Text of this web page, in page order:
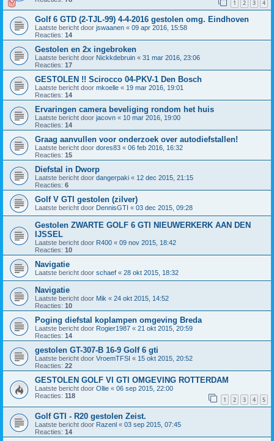
1 2 3 4
Golf 6 GTD (2-TJL-99) 4-4-2016 gestolen omg. Eindhoven
Laatste bericht door jswaanen « 09 apr 2016, 15:58
Reacties: 14
Gestolen en 2x ingebroken
Laatste bericht door Nickkdebruin « 31 mar 2016, 23:06
Reacties: 17
GESTOLEN !! Scirocco 04-PKV-1 Den Bosch
Laatste bericht door mkoelle « 19 mar 2016, 19:01
Reacties: 14
Ervaringen camera beveliging rondom het huis
Laatste bericht door jacovn « 10 mar 2016, 19:00
Reacties: 14
Graag aanvullen voor onderzoek over autodiefstallen!
Laatste bericht door dores83 « 06 feb 2016, 16:32
Reacties: 15
Diefstal in Dworp
Laatste bericht door dangerpaki « 12 dec 2015, 21:15
Reacties: 6
Golf V GTI gestolen (zilver)
Laatste bericht door DennisGTI « 03 dec 2015, 09:28
Gestolen ZWARTE GOLF 6 GTI NIEUWERKERK AAN DEN
IJSSEL
Laatste bericht door R400 « 09 nov 2015, 18:42
Reacties: 10
Navigatie
Laatste bericht door schaef « 28 okt 2015, 18:32
Navigatie
Laatste bericht door Mik « 24 okt 2015, 14:52
Reacties: 10
Poging diefstal koplampen omgeving Breda
Laatste bericht door Rogier1987 « 21 okt 2015, 20:59
Reacties: 14
gestolen GT-307-B 16-9 Golf 6 gti
Laatste bericht door VroemTFSI « 15 okt 2015, 20:52
Reacties: 22
GESTOLEN GOLF VI GTI OMGEVING ROTTERDAM
Laatste bericht door Ollie « 06 sep 2015, 22:00
Reacties: 118 1 2 3 4 5
Golf GTI - R20 gestolen Zeist.
Laatste bericht door Razenl « 03 sep 2015, 07:45
Reacties: 14